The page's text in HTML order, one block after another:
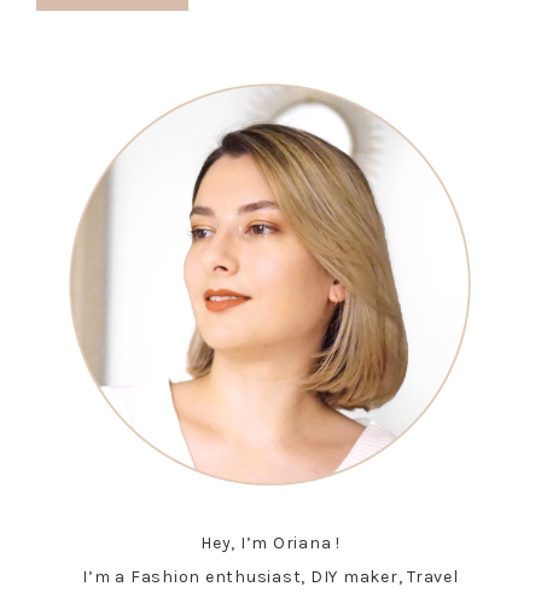
Hey, I’m Oriana !
I’m a Fashion enthusiast, DIY maker, Travel